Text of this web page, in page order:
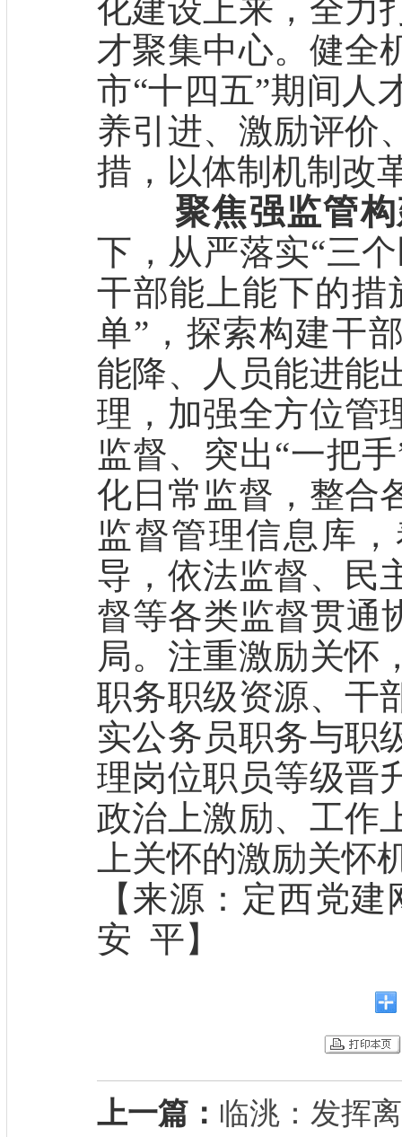
化建设上来，全力
才聚集中心。健全
市“十四五”期间人
养引进、激励评价
措，以体制机制改
聚焦强监管
下，从严落实“三
干部能上能下的措
单”，探索构建干
能降、人员能进能
理，加强全方位管
监督、突出“一把
化日常监督，整合
监督管理信息库
导，依法监督、民
督等各类监督贯通
局。注重激励关怀
职务职级资源、干
实公务员职务与职
理岗位职员等级晋
政治上激励、工作
上关怀的激励关怀
【来源：定西党
安 平】
上一篇： 临洮：发挥